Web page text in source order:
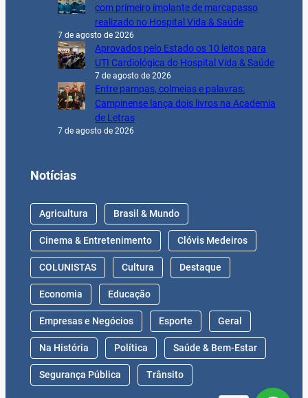
com primeiro implante de marcapasso
realizado no Hospital Vida & Saúde
7 de agosto de 2026
Aprovados pelo Estado os 10 leitos para
UTI Cardiológica do Hospital Vida & Saúde
7 de agosto de 2026
Entre pampas, colmeias e palavras:
Campinense lança dois livros na Academia
de Letras
7 de agosto de 2026
Notícias
Agricultura Brasil & Mundo
Cinema & Entretenimento Clóvis Medeiros
COLUNISTAS Cultura Destaque
Economia Educação
Empresas e Negócios Esporte Geral
Na História Política Saúde & Bem-Estar
Segurança Pública Trânsito